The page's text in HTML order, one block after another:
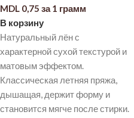
MDL 0,75 за 1 грамм
В корзину
Натуральный лён с
характерной сухой текстурой и
матовым эффектом.
Классическая летняя пряжа,
дышащая, держит форму и
становится мягче после стирки.